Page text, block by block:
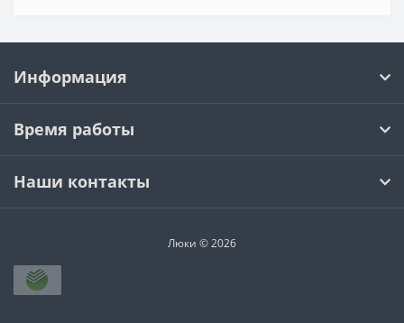
Информация
Время работы
Наши контакты
Люки © 2026